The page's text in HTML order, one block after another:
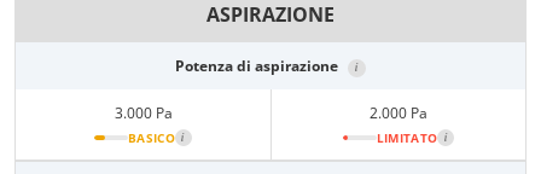
ASPIRAZIONE
Potenza di aspirazione i
3.000 Pa
BASICO i
2.000 Pa
LIMITATO i